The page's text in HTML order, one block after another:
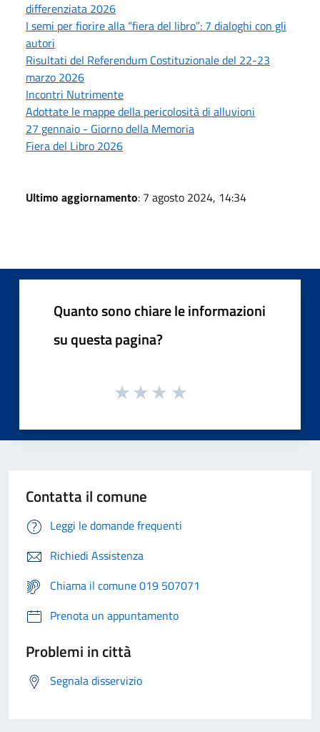
differenziata 2026
I semi per fiorire alla “fiera del libro”: 7 dialoghi con gli
autori
Risultati del Referendum Costituzionale del 22-23
marzo 2026
Incontri Nutrimente
Adottate le mappe della pericolosità di alluvioni
27 gennaio - Giorno della Memoria
Fiera del Libro 2026
Ultimo aggiornamento: 7 agosto 2024, 14:34
Quanto sono chiare le informazioni
su questa pagina?
Contatta il comune
Leggi le domande frequenti
Richiedi Assistenza
Chiama il comune 019 507071
Prenota un appuntamento
Problemi in città
Segnala disservizio